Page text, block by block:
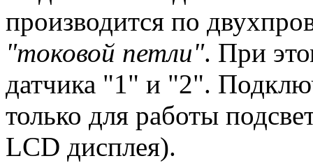
производится по
"токовой петли". При
датчика "1" и "2".
только для работы
LCD дисплея).